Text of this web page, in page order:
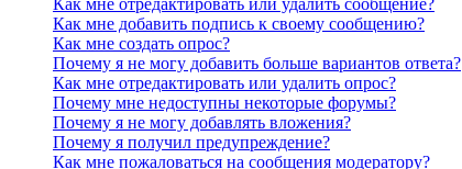
Как мне добавить подпись к своему сообщению?
Как мне создать опрос?
Почему я не могу добавить больше вариантов ответа?
Как мне отредактировать или удалить опрос?
Почему мне недоступны некоторые форумы?
Почему я не могу добавлять вложения?
Почему я получил предупреждение?
Как мне пожаловаться на сообщения модератору?